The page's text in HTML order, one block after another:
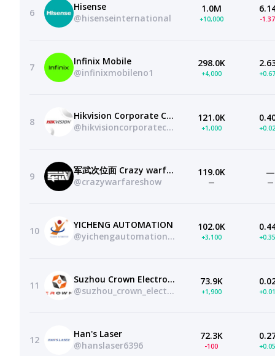
6
Hisense
@hisenseinternational
1.0M
+10,000 -
7
Infinix Mobile
@infinixmobileno1
298.0K
+4,000
8
Hikvision Corporate Channel
@hikvisioncorporatechannel
121.0K
+1,000
9
军武次位面 Crazy warfare show
@crazywarfareshow
119.0K
—
—
—
10
YICHENG AUTOMATION
@yichengautomation9087
102.0K
+3,100
11
Suzhou Crown Electronic Technology
@suzhou_crown_electronic_tech
73.9K
+1,900
12
Han's Laser
@hanslaser6396
72.3K
-100